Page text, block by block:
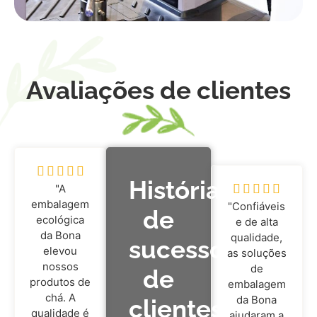
Avaliações de clientes
    
"A
embalagem
ecológica
da Bona
elevou
nossos
produtos de
chá. A
qualidade é
Histórias
de
sucesso
de
clientes
    
"Confiáveis
e de alta
qualidade,
as soluções
de
embalagem
da Bona